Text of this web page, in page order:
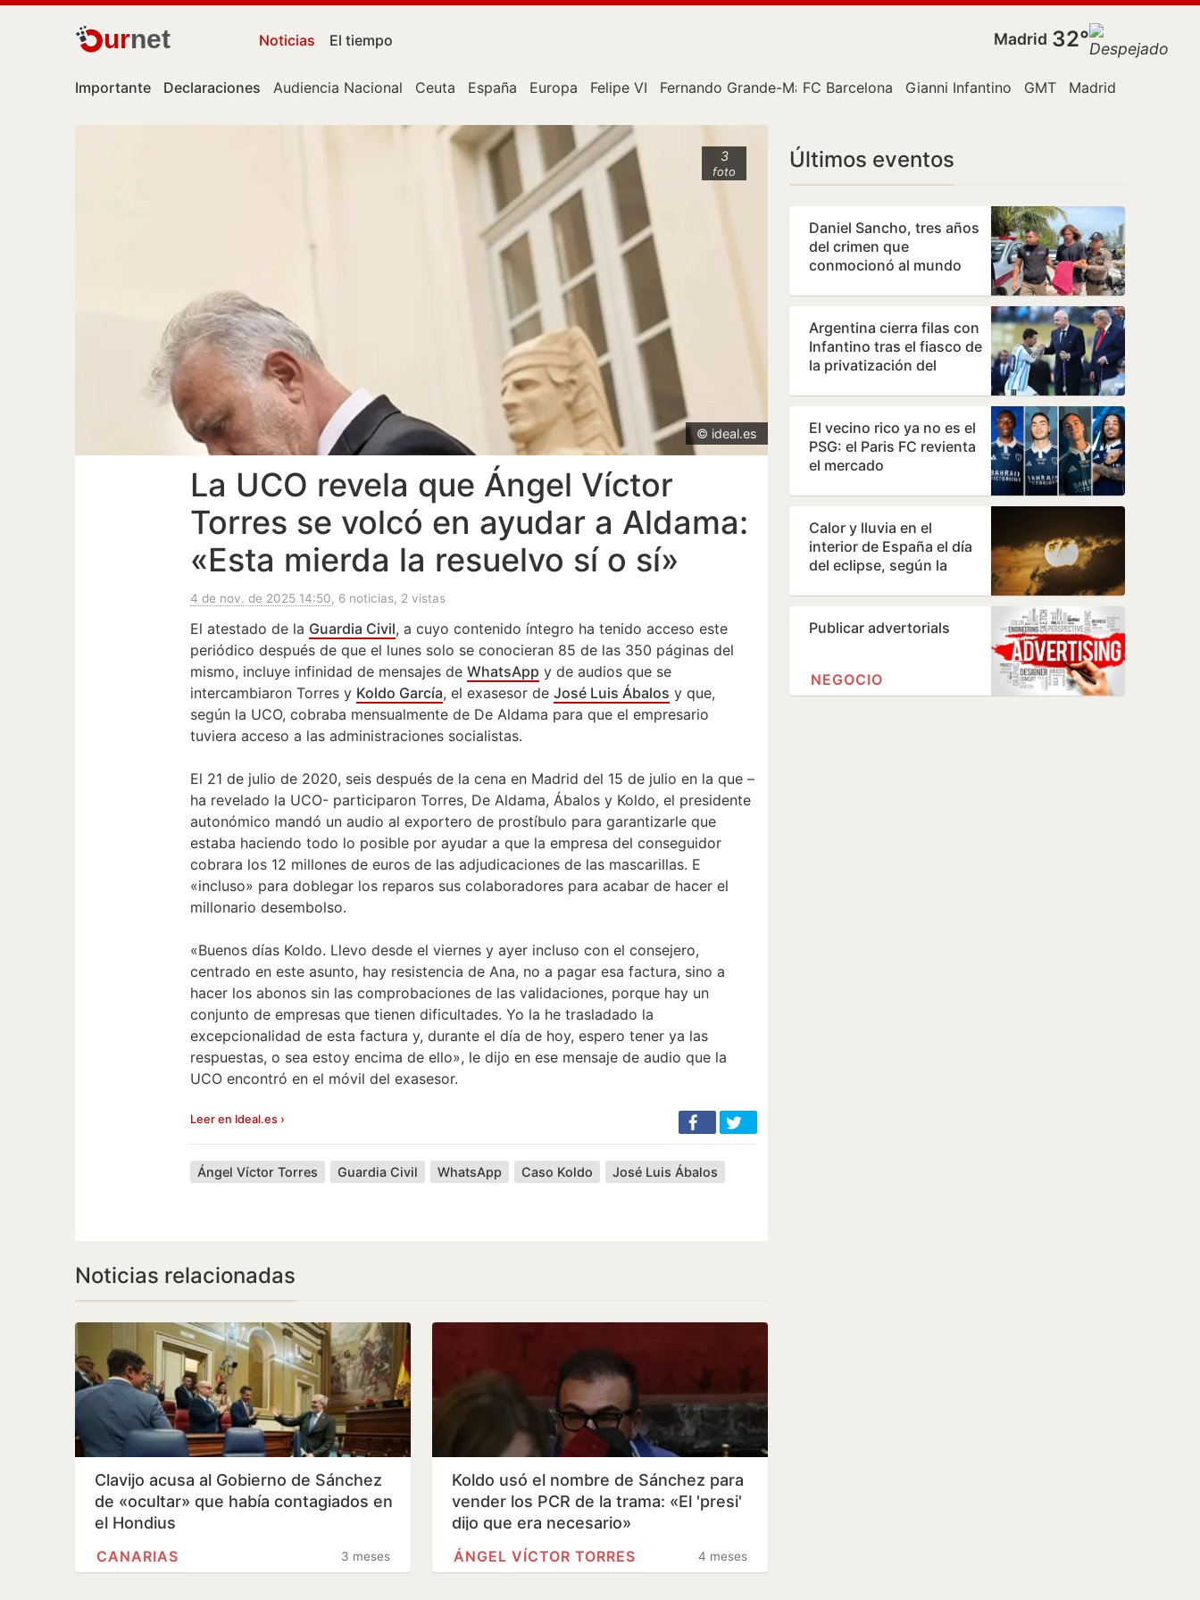
urnet Noticias El tiempo Madrid 32°
Importante Declaraciones Audiencia Nacional Ceuta España Europa Felipe VI Fernando Grande-MarlaskaFC Barcelona Gianni Infantino GMT Madrid
3
foto
© ideal.es
La UCO revela que Ángel Víctor
Torres se volcó en ayudar a Aldama:
«Esta mierda la resuelvo sí o sí»
4 de nov. de 2025 14:50, 6 noticias, 2 vistas
El atestado de la Guardia Civil, a cuyo contenido íntegro ha tenido acceso este
periódico después de que el lunes solo se conocieran 85 de las 350 páginas del
mismo, incluye infinidad de mensajes deWhatsApp y de audios que se
intercambiaron Torres y Koldo García, el exasesor deJosé Luis Ábalos y que,
según la UCO, cobraba mensualmente de De Aldama para que el empresario
tuviera acceso a las administraciones socialistas.
El 21 de julio de 2020, seis después de la cena en Madrid del 15 de julio en la que –
ha revelado la UCO- participaron Torres, De Aldama, Ábalos y Koldo, el presidente
autonómico mandó un audio al exportero de prostíbulo para garantizarle que
estaba haciendo todo lo posible por ayudar a que la empresa del conseguidor
cobrara los 12 millones de euros de las adjudicaciones de las mascarillas. E
«incluso» para doblegar los reparos sus colaboradores para acabar de hacer el
millonario desembolso.
«Buenos días Koldo. Llevo desde el viernes y ayer incluso con el consejero,
centrado en este asunto, hay resistencia de Ana, no a pagar esa factura, sino a
hacer los abonos sin las comprobaciones de las validaciones, porque hay un
conjunto de empresas que tienen dificultades. Yo la he trasladado la
excepcionalidad de esta factura y, durante el día de hoy, espero tener ya las
respuestas, o sea estoy encima de ello», le dijo en ese mensaje de audio que la
UCO encontró en el móvil del exasesor.
Leer en Ideal.es ›
Ángel Víctor Torres Guardia Civil WhatsApp Caso Koldo José Luis Ábalos
Noticias relacionadas
Clavijo acusa al Gobierno de Sánchez
de «ocultar» que había contagiados en
el Hondius
3 meses
CANARIAS
Koldo usó el nombre de Sánchez para
vender los PCR de la trama: «El 'presi'
dijo que era necesario»
4 meses
ÁNGEL VÍCTOR TORRES
Últimos eventos
Daniel Sancho, tres años
del crimen que
conmocionó al mundo
Argentina cierra filas con
Infantino tras el fiasco de
la privatización del
El vecino rico ya no es el
PSG: el Paris FC revienta
el mercado
Calor y lluvia en el
interior de España el día
del eclipse, según la
Publicar advertorials
NEGOCIO